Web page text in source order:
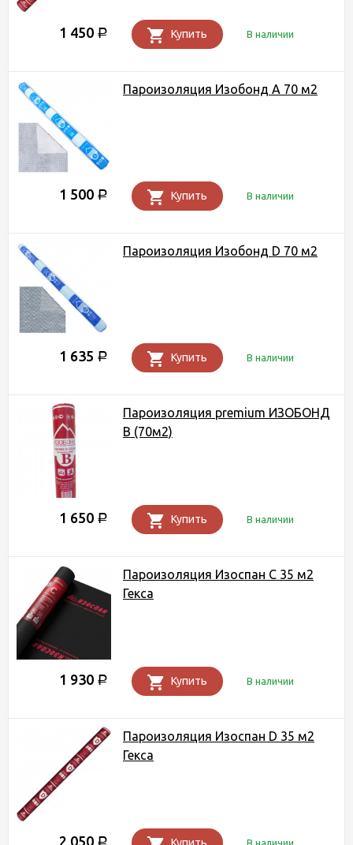
1 450 Р Купить В наличии
Пароизоляция Изобонд А 70 м2
1 500 Р Купить В наличии
Пароизоляция Изобонд D 70 м2
1 635 Р Купить В наличии
Пароизоляция premium ИЗОБОНД
В (70м2)
1 650 Р Купить В наличии
Пароизоляция Изоспан C 35 м2
Гекса
1 930 Р Купить В наличии
Пароизоляция Изоспан D 35 м2
Гекса
2 050 Р В наличии